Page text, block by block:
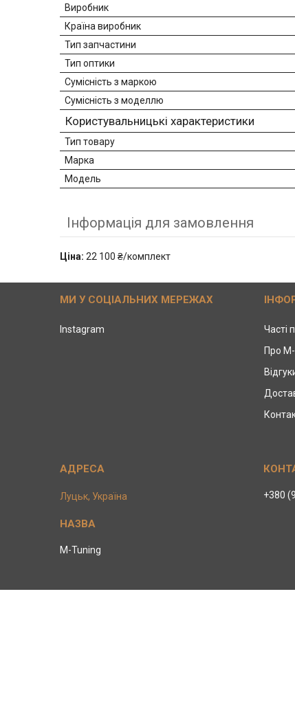
Виробник
Країна виробник
Тип запчастини
Тип оптики
Сумісність з маркою
Сумісність з моделлю
Користувальницькі характеристики
Тип товару
Марка
Модель
Інформація для замовлення
Ціна: 22 100 ₴/комплект
МИ У СОЦІАЛЬНИХ МЕРЕЖАХ
Instagram
Часті
Про
Луцьк, Україна
M-Tuning
+380